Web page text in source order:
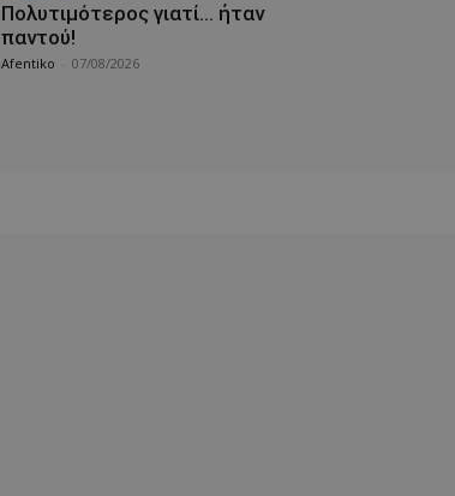
Πολυτιμότερος γιατί… ήταν
παντού!
Afentiko 07/08/2026